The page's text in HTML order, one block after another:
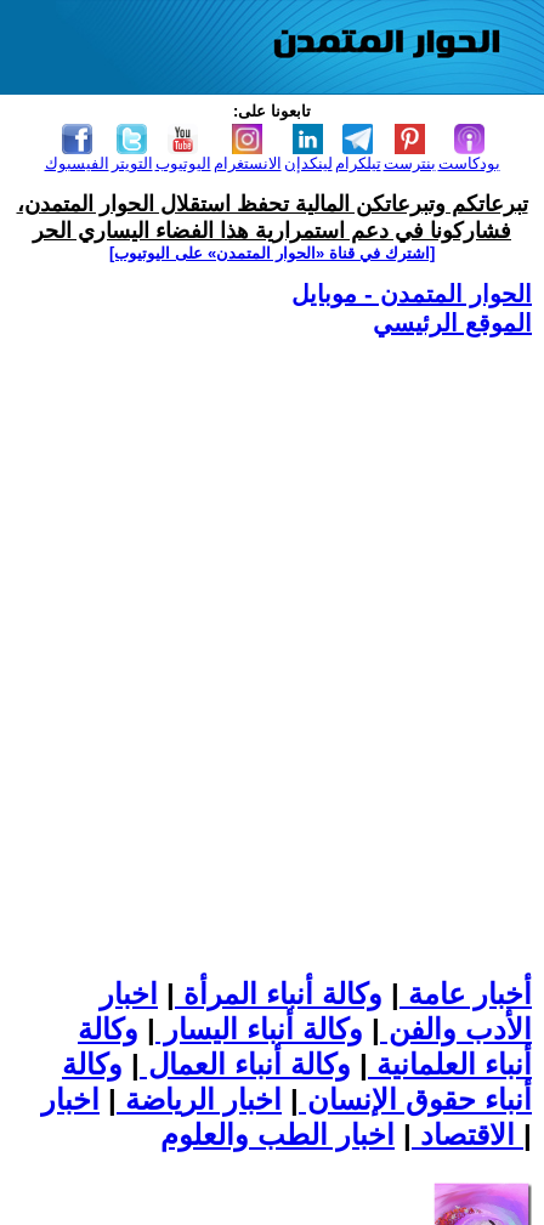
تابعونا على:
الفيسبوك التويتر اليوتيوب الانستغرام لينكدإن تيلكرامبنترست بودكاست
تبرعاتكم وتبرعاتكن المالية تحفظ استقلال الحوار المتمدن،
فشاركونا في دعم استمرارية هذا الفضاء اليساري الحر
[اشترك في قناة ‫«الحوار المتمدن» على اليوتيوب]
الحوار المتمدن - موبايل
الموقع الرئيسي
أخبار عامة | وكالة أنباء المرأة | اخبار
الأدب والفن | وكالة أنباء اليسار | وكالة
أنباء العلمانية | وكالة أنباء العمال | وكالة
أنباء حقوق الإنسان | اخبار الرياضة | اخبار
الاقتصاد | |